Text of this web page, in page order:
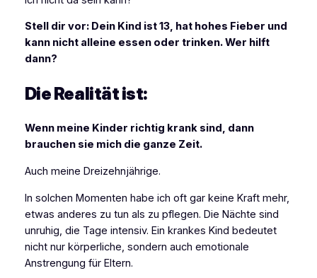
Stell dir vor: Dein Kind ist 13, hat hohes Fieber und
kann nicht alleine essen oder trinken. Wer hilft
dann?
Die Realität ist:
Wenn meine Kinder richtig krank sind, dann
brauchen sie mich die ganze Zeit.
Auch meine Dreizehnjährige.
In solchen Momenten habe ich oft gar keine Kraft mehr,
etwas anderes zu tun als zu pflegen. Die Nächte sind
unruhig, die Tage intensiv. Ein krankes Kind bedeutet
nicht nur körperliche, sondern auch emotionale
Anstrengung für Eltern.